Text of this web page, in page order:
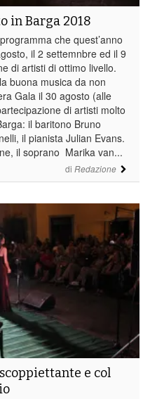
di Redazione
in Barga 2018
che quest’anno
il 2 settemnbre ed il 9
di artisti di ottimo livello.
buona musica da non
Gala il 30 agosto (alle
di artisti molto
il baritono Bruno
il pianista Julian Evans.
il soprano Marika van...
e col